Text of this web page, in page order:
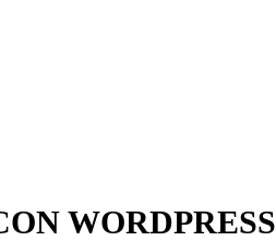
WORDPRESS